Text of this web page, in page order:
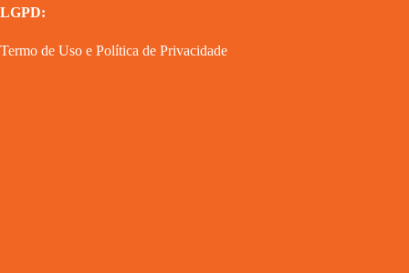
LGPD:
Termo de Uso e Política de Privacidade